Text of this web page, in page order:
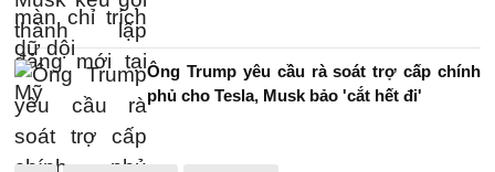
Ông Trump yêu cầu rà soát trợ cấp chính
phủ cho Tesla, Musk bảo 'cắt hết đi'